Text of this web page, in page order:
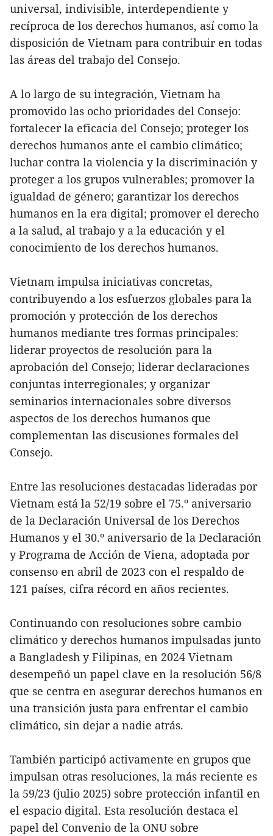
universal, indivisible, interdependiente y
recíproca de los derechos humanos, así como la
disposición de Vietnam para contribuir en todas
las áreas del trabajo del Consejo.
A lo largo de su integración, Vietnam ha
promovido las ocho prioridades del Consejo:
fortalecer la eficacia del Consejo; proteger los
derechos humanos ante el cambio climático;
luchar contra la violencia y la discriminación y
proteger a los grupos vulnerables; promover la
igualdad de género; garantizar los derechos
humanos en la era digital; promover el derecho
a la salud, al trabajo y a la educación y el
conocimiento de los derechos humanos.
Vietnam impulsa iniciativas concretas,
contribuyendo a los esfuerzos globales para la
promoción y protección de los derechos
humanos mediante tres formas principales:
liderar proyectos de resolución para la
aprobación del Consejo; liderar declaraciones
conjuntas interregionales; y organizar
seminarios internacionales sobre diversos
aspectos de los derechos humanos que
complementan las discusiones formales del
Consejo.
Entre las resoluciones destacadas lideradas por
Vietnam está la 52/19 sobre el 75.º aniversario
de la Declaración Universal de los Derechos
Humanos y el 30.º aniversario de la Declaración
y Programa de Acción de Viena, adoptada por
consenso en abril de 2023 con el respaldo de
121 países, cifra récord en años recientes.
Continuando con resoluciones sobre cambio
climático y derechos humanos impulsadas junto
a Bangladesh y Filipinas, en 2024 Vietnam
desempeñó un papel clave en la resolución 56/8
que se centra en asegurar derechos humanos en
una transición justa para enfrentar el cambio
climático, sin dejar a nadie atrás.
También participó activamente en grupos que
impulsan otras resoluciones, la más reciente es
la 59/23 (julio 2025) sobre protección infantil en
el espacio digital. Esta resolución destaca el
papel del Convenio de la ONU sobre